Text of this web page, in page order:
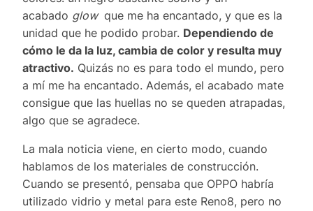
acabado glow que me ha encantado, y que es la
unidad que he podido probar. Dependiendo de
cómo le da la luz, cambia de color y resulta muy
atractivo. Quizás no es para todo el mundo, pero
a mí me ha encantado. Además, el acabado mate
consigue que las huellas no se queden atrapadas,
algo que se agradece.
La mala noticia viene, en cierto modo, cuando
hablamos de los materiales de construcción.
Cuando se presentó, pensaba que OPPO habría
utilizado vidrio y metal para este Reno8, pero no